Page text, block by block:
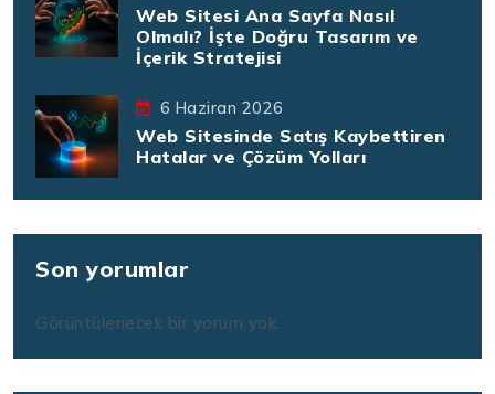
Web Sitesi Ana Sayfa Nasıl
Olmalı? İşte Doğru Tasarım ve
İçerik Stratejisi
6 Haziran 2026
Web Sitesinde Satış Kaybettiren
Hatalar ve Çözüm Yolları
Son yorumlar
Görüntülenecek bir yorum yok.